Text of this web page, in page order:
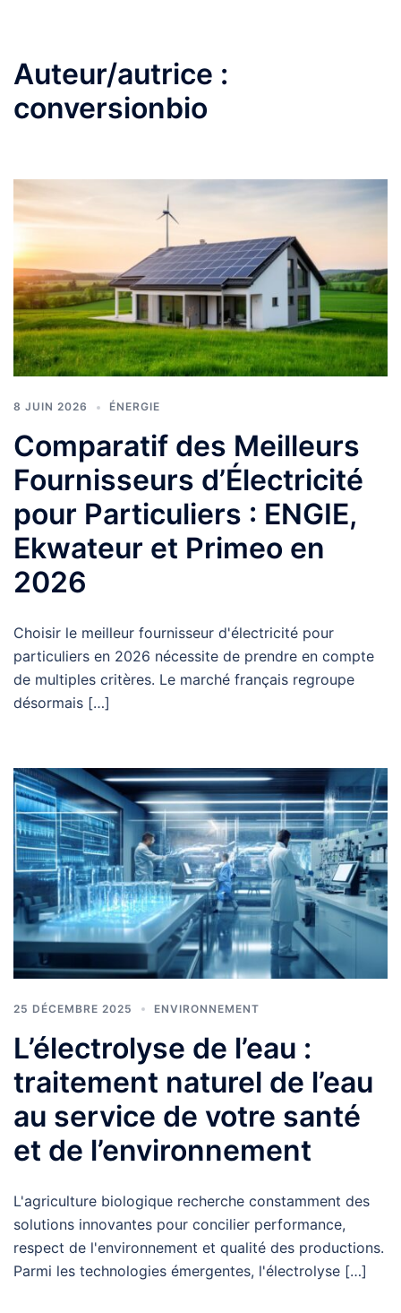
Auteur/autrice :
conversionbio
8 JUIN 2026 ÉNERGIE
Comparatif des Meilleurs
Fournisseurs d’Électricité
pour Particuliers : ENGIE,
Ekwateur et Primeo en
2026
Choisir le meilleur fournisseur d'électricité pour
particuliers en 2026 nécessite de prendre en compte
de multiples critères. Le marché français regroupe
désormais […]
25 DÉCEMBRE 2025 ENVIRONNEMENT
L’électrolyse de l’eau :
traitement naturel de l’eau
au service de votre santé
et de l’environnement
L'agriculture biologique recherche constamment des
solutions innovantes pour concilier performance,
respect de l'environnement et qualité des productions.
Parmi les technologies émergentes, l'électrolyse […]